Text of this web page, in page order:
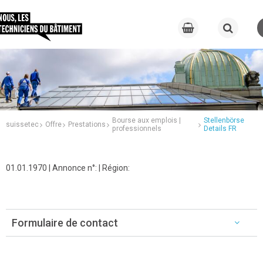
suissetec Offre Prestations
Bourse aux emplois |
professionnels
Stellenbörse
Details FR
01.01.1970 | Annonce n°: | Région:
Formulaire de contact